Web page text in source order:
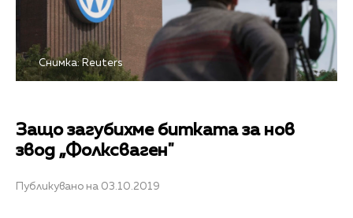
Снимка: Reuters
Защо загубихме битката за нов
звод „Фолксваген"
Публикувано на 03.10.2019